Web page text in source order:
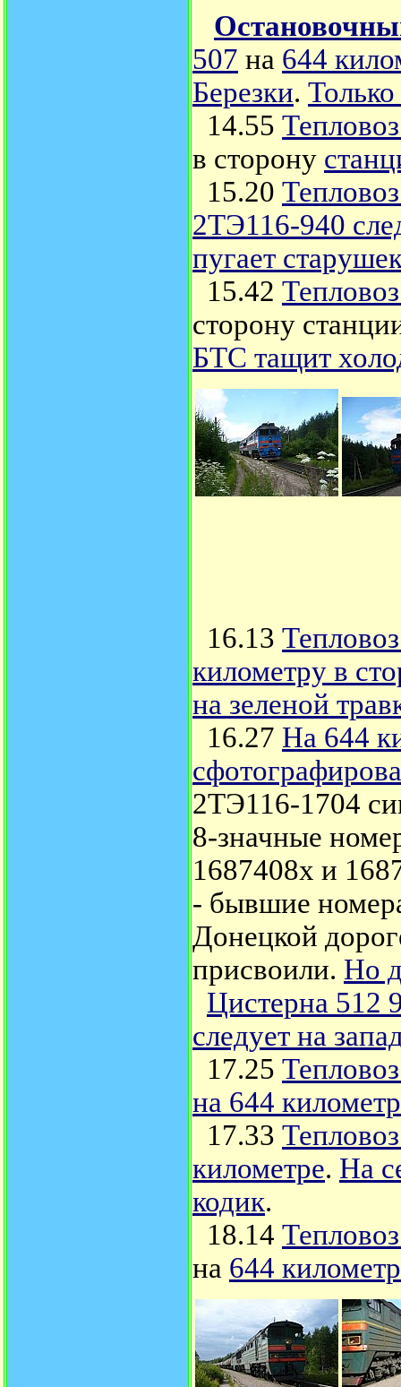
507 на 644
Березки.
14.55
в сторону
15.20
2ТЭ116-940
пугает
15.42
сторону
БТС тащит
16.13
километру в
на зеленой
16.27 На 644
2ТЭ116-1704
8-значные
1687408х и
- бывшие
Донецкой
присвоили. Но
Цистерна 512
следует на
17.25
на 644
17.33
километре. На
кодик.
18.14
на 644